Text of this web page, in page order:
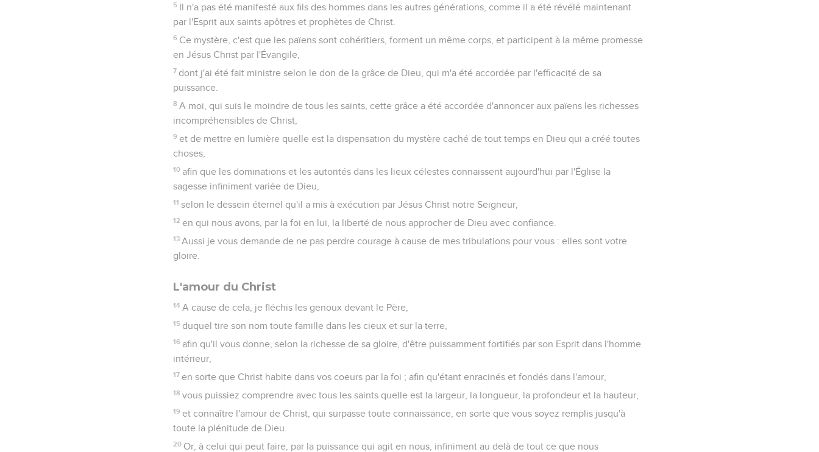
5 Il n'a pas été manifesté aux fils des hommes dans les autres générations, comme il a été révélé maintenant
par l'Esprit aux saints apôtres et prophètes de Christ.
6 Ce mystère, c'est que les païens sont cohéritiers, forment un même corps, et participent à la même promesse
en Jésus Christ par l'Évangile,
7 dont j'ai été fait ministre selon le don de la grâce de Dieu, qui m'a été accordée par l'efficacité de sa
puissance.
8 A moi, qui suis le moindre de tous les saints, cette grâce a été accordée d'annoncer aux païens les richesses
incompréhensibles de Christ,
9 et de mettre en lumière quelle est la dispensation du mystère caché de tout temps en Dieu qui a créé toutes
choses,
10 afin que les dominations et les autorités dans les lieux célestes connaissent aujourd'hui par l'Église la
sagesse infiniment variée de Dieu,
11 selon le dessein éternel qu'il a mis à exécution par Jésus Christ notre Seigneur,
12 en qui nous avons, par la foi en lui, la liberté de nous approcher de Dieu avec confiance.
13 Aussi je vous demande de ne pas perdre courage à cause de mes tribulations pour vous : elles sont votre
gloire.
L'amour du Christ
14 A cause de cela, je fléchis les genoux devant le Père,
15 duquel tire son nom toute famille dans les cieux et sur la terre,
16 afin qu'il vous donne, selon la richesse de sa gloire, d'être puissamment fortifiés par son Esprit dans l'homme
intérieur,
17 en sorte que Christ habite dans vos coeurs par la foi ; afin qu'étant enracinés et fondés dans l'amour,
18 vous puissiez comprendre avec tous les saints quelle est la largeur, la longueur, la profondeur et la hauteur,
19 et connaître l'amour de Christ, qui surpasse toute connaissance, en sorte que vous soyez remplis jusqu'à
toute la plénitude de Dieu.
20 Or, à celui qui peut faire, par la puissance qui agit en nous, infiniment au delà de tout ce que nous